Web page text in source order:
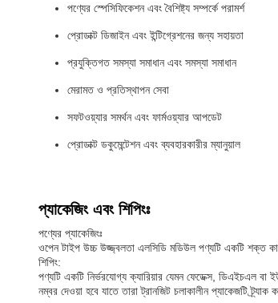
পণ্যের স্পেসিফিকেশন এবং বৈশিষ্ট্য সম্পর্কে পরামর্শ
প্রোডাক্ট ডিজাইন এবং ইন্টিগ্রেশনের জন্য সহায়তা
প্রযুক্তিগত সমস্যা সমাধান এবং সমস্যা সমাধান
মেরামত ও প্রতিস্থাপন সেবা
সফটওয়্যার সমর্থন এবং ফার্মওয়্যার আপডেট
প্রোডাক্ট ডকুমেন্টেশন এবং ব্যবহারকারীর ম্যানুয়াল
প্যাকেজিং এবং শিপিংঃ
পণ্যের প্যাকেজিংঃ
ওপেন টাইপ উচ্চ উজ্জ্বলতা এলসিডি মডিউল পণ্যটি একটি শক্ত
শিপিং:
পণ্যটি একটি নির্ভরযোগ্য ক্যারিয়ার যেমন ফেডেক্স, ডিএইচএল
নম্বর দেওয়া হবে যাতে তারা ট্রানজিট চলাকালীন প্যাকেজটি ট্র্যাক